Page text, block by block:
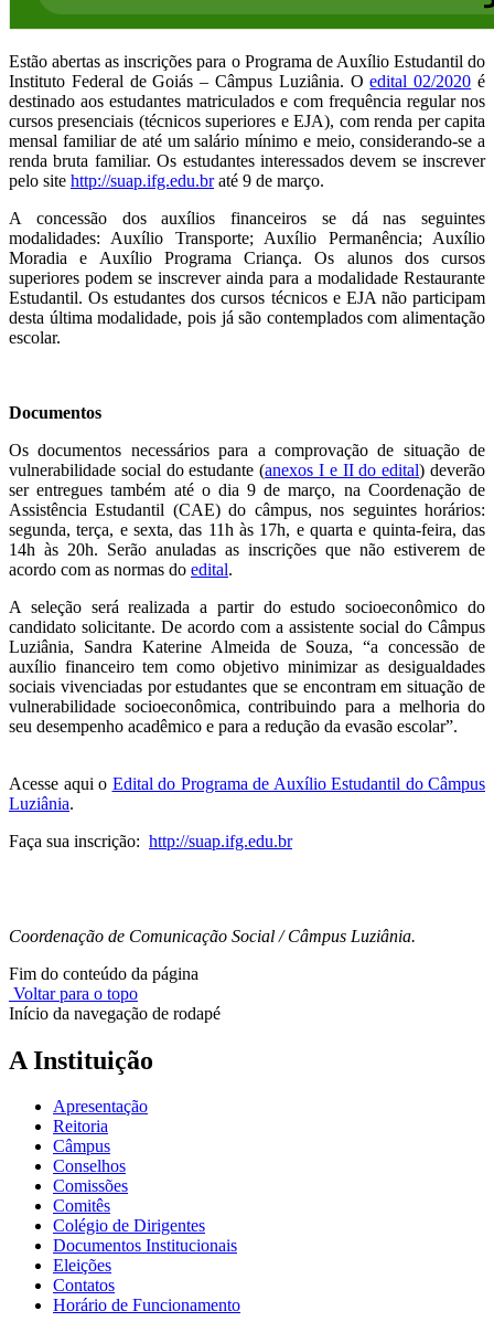
Estão abertas as inscrições para o Programa de Auxílio Estudantil do
Instituto Federal de Goiás – Câmpus Luziânia. Oedital 02/2020 é
destinado aos estudantes matriculados e com frequência regular nos
cursos presenciais (técnicos superiores e EJA), com renda per capita
mensal familiar de até um salário mínimo e meio, considerando-se a
renda bruta familiar. Os estudantes interessados devem se inscrever
pelo site http://suap.ifg.edu.braté 9 de março.
A concessão dos auxílios financeiros se dá nas seguintes
modalidades: Auxílio Transporte; Auxílio Permanência; Auxílio
Moradia e Auxílio Programa Criança. Os alunos dos cursos
superiores podem se inscrever ainda para a modalidade Restaurante
Estudantil. Os estudantes dos cursos técnicos e EJA não participam
desta última modalidade, pois já são contemplados com alimentação
escolar.
Documentos
Os documentos necessários para a comprovação de situação de
vulnerabilidade social do estudante (anexos I e II do edital) deverão
ser entregues também até o dia 9 de março, na Coordenação de
Assistência Estudantil (CAE) do câmpus, nos seguintes horários:
segunda, terça, e sexta, das 11h às 17h, e quarta e quinta-feira, das
14h às 20h. Serão anuladas as inscrições que não estiverem de
acordo com as normas do edital.
A seleção será realizada a partir do estudo socioeconômico do
candidato solicitante. De acordo com a assistente social do Câmpus
Luziânia, Sandra Katerine Almeida de Souza, “a concessão de
auxílio financeiro tem como objetivo minimizar as desigualdades
sociais vivenciadas por estudantes que se encontram em situação de
vulnerabilidade socioeconômica, contribuindo para a melhoria do
seu desempenho acadêmico e para a redução da evasão escolar”.
Acesse aqui o Edital do Programa de Auxílio Estudantil do Câmpus
Luziânia.
Faça sua inscrição: http://suap.ifg.edu.br
Coordenação de Comunicação Social / Câmpus Luziânia.
Fim do conteúdo da página
Voltar para o topo
Início da navegação de rodapé
A Instituição
Apresentação
Reitoria
Câmpus
Conselhos
Comissões
Comitês
Colégio de Dirigentes
Documentos Institucionais
Eleições
Contatos
Horário de Funcionamento